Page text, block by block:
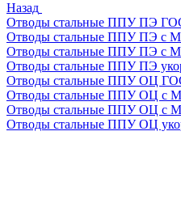
Назад
Отводы стальные ППУ ПЭ
Отводы стальные ППУ ПЭ с
Отводы стальные ППУ ПЭ с
Отводы стальные ППУ ПЭ
Отводы стальные ППУ ОЦ
Отводы стальные ППУ ОЦ с
Отводы стальные ППУ ОЦ с
Отводы стальные ППУ ОЦ